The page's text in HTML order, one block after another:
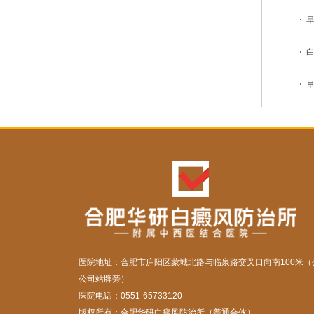
医院地址：合肥市庐阳区蒙城北路与临泉路交叉口向南100米（
公司站牌旁）
医院电话：0551-65733120